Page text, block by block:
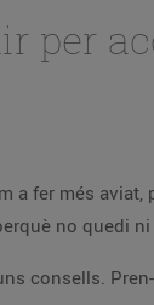
per
a fer més
no quedi
consells.